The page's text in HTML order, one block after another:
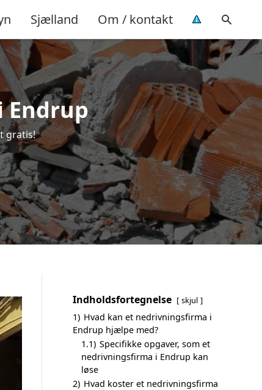
Sjælland Om / kontakt
Endrup
gratis!
Indholdsfortegnelse skjul
1) Hvad kan et nedrivningsfirma i
Endrup hjælpe med?
1.1) Specifikke opgaver, som et
nedrivningsfirma i Endrup kan
løse
2) Hvad koster et nedrivningsfirma